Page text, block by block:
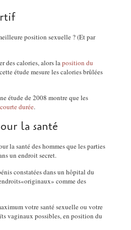
position sexuelle ? (Et par
des calories, alors laposition du
étude mesure les calories brûlées
étude de 2008 montre que les
durée.
la santé
la santé des hommes que les parties
un endroit secret.
constatées dans un hôpital du
comme des
votre santé sexuelle ou votre
vaginaux possibles, en position du